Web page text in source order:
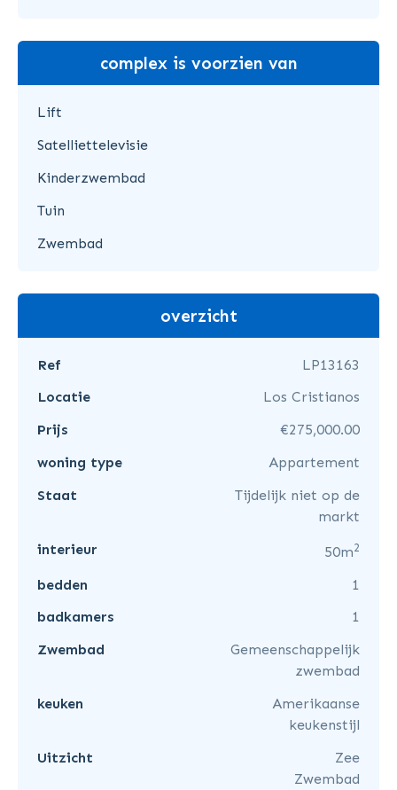
complex is voorzien van
Lift
Satelliettelevisie
Kinderzwembad
Tuin
Zwembad
overzicht
Ref
LP13163
Locatie
Los Cristianos
Prijs
€275,000.00
woning type
Appartement
Staat
Tijdelijk niet op de
markt
interieur
50m2
bedden
1
badkamers
1
Zwembad
Gemeenschappelijk
zwembad
keuken
Amerikaanse
keukenstijl
Uitzicht
Zee
Zwembad